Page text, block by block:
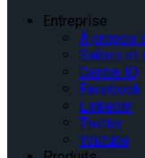
Entreprise
À propos
Salons et
Centre IQ
Facebook
Linkedin
Twitter
Youtube